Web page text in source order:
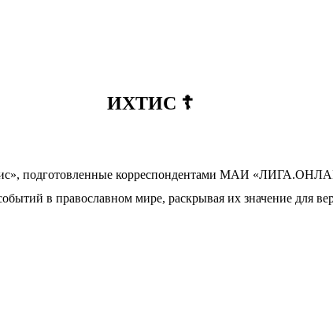
ИХТИС ☦️
подготовленные корреспондентами МАИ
в православном мире, раскрывая их значение для